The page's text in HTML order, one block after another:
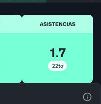
ASISTENCIAS
1.7
22to